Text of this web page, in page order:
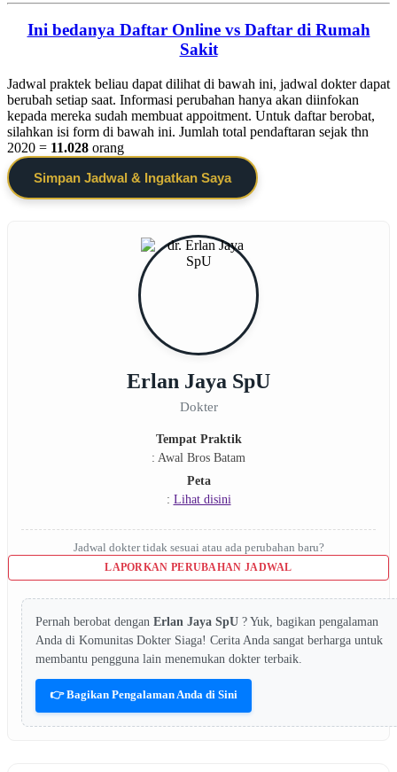
Ini bedanya Daftar Online vs Daftar di Rumah
Sakit
Jadwal praktek beliau dapat dilihat di bawah ini, jadwal dokter dapat
berubah setiap saat. Informasi perubahan hanya akan diinfokan
kepada mereka sudah membuat appoitment. Untuk daftar berobat,
silahkan isi form di bawah ini. Jumlah total pendaftaran sejak thn
2020 = 11.028 orang
Simpan Jadwal & Ingatkan Saya
Erlan Jaya SpU
Dokter
Tempat Praktik
: Awal Bros Batam
Peta
: Lihat disini
Jadwal dokter tidak sesuai atau ada perubahan baru?
LAPORKAN PERUBAHAN JADWAL
Pernah berobat dengan Erlan Jaya SpU ? Yuk, bagikan pengalaman
Anda di Komunitas Dokter Siaga! Cerita Anda sangat berharga untuk
membantu pengguna lain menemukan dokter terbaik.
👉 Bagikan Pengalaman Anda di Sini